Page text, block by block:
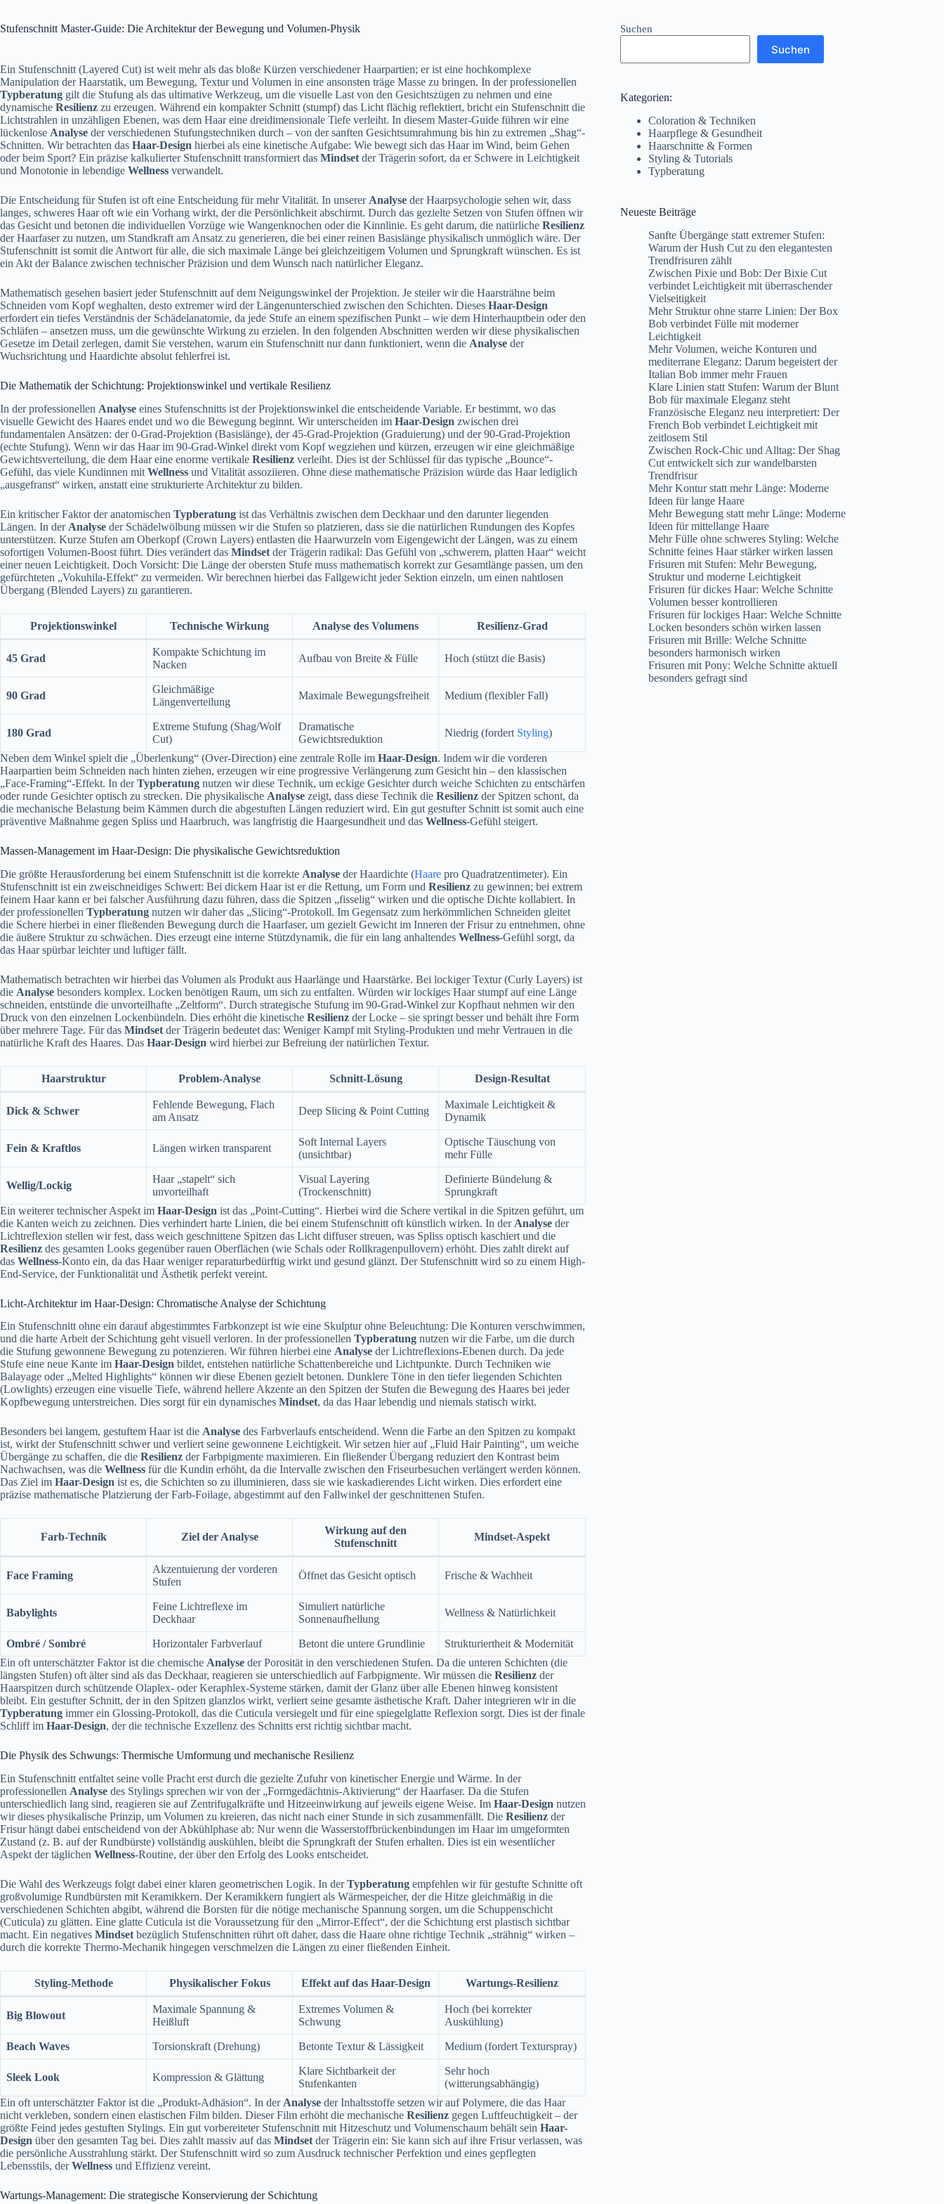
Stufenschnitt Master-Guide: Die Architektur der Bewegung und Volumen-Physik
Ein Stufenschnitt (Layered Cut) ist weit mehr als das bloße Kürzen verschiedener Haarpartien; er ist eine hochkomplexe
Manipulation der Haarstatik, um Bewegung, Textur und Volumen in eine ansonsten träge Masse zu bringen. In der professionellen
Typberatung gilt die Stufung als das ultimative Werkzeug, um die visuelle Last von den Gesichtszügen zu nehmen und eine
dynamische Resilienz zu erzeugen. Während ein kompakter Schnitt (stumpf) das Licht flächig reflektiert, bricht ein Stufenschnitt die
Lichtstrahlen in unzähligen Ebenen, was dem Haar eine dreidimensionale Tiefe verleiht. In diesem Master-Guide führen wir eine
lückenlose Analyse der verschiedenen Stufungstechniken durch – von der sanften Gesichtsumrahmung bis hin zu extremen „Shag“-
Schnitten. Wir betrachten das Haar-Design hierbei als eine kinetische Aufgabe: Wie bewegt sich das Haar im Wind, beim Gehen
oder beim Sport? Ein präzise kalkulierter Stufenschnitt transformiert das Mindset der Trägerin sofort, da er Schwere in Leichtigkeit
und Monotonie in lebendige Wellness verwandelt.
Die Entscheidung für Stufen ist oft eine Entscheidung für mehr Vitalität. In unserer Analyse der Haarpsychologie sehen wir, dass
langes, schweres Haar oft wie ein Vorhang wirkt, der die Persönlichkeit abschirmt. Durch das gezielte Setzen von Stufen öffnen wir
das Gesicht und betonen die individuellen Vorzüge wie Wangenknochen oder die Kinnlinie. Es geht darum, die natürliche Resilienz
der Haarfaser zu nutzen, um Standkraft am Ansatz zu generieren, die bei einer reinen Basislänge physikalisch unmöglich wäre. Der
Stufenschnitt ist somit die Antwort für alle, die sich maximale Länge bei gleichzeitigem Volumen und Sprungkraft wünschen. Es ist
ein Akt der Balance zwischen technischer Präzision und dem Wunsch nach natürlicher Eleganz.
Mathematisch gesehen basiert jeder Stufenschnitt auf dem Neigungswinkel der Projektion. Je steiler wir die Haarsträhne beim
Schneiden vom Kopf weghalten, desto extremer wird der Längenunterschied zwischen den Schichten. Dieses Haar-Design
erfordert ein tiefes Verständnis der Schädelanatomie, da jede Stufe an einem spezifischen Punkt – wie dem Hinterhauptbein oder den
Schläfen – ansetzen muss, um die gewünschte Wirkung zu erzielen. In den folgenden Abschnitten werden wir diese physikalischen
Gesetze im Detail zerlegen, damit Sie verstehen, warum ein Stufenschnitt nur dann funktioniert, wenn die Analyse der
Wuchsrichtung und Haardichte absolut fehlerfrei ist.
Die Mathematik der Schichtung: Projektionswinkel und vertikale Resilienz
In der professionellen Analyse eines Stufenschnitts ist der Projektionswinkel die entscheidende Variable. Er bestimmt, wo das
visuelle Gewicht des Haares endet und wo die Bewegung beginnt. Wir unterscheiden im Haar-Design zwischen drei
fundamentalen Ansätzen: der 0-Grad-Projektion (Basislänge), der 45-Grad-Projektion (Graduierung) und der 90-Grad-Projektion
(echte Stufung). Wenn wir das Haar im 90-Grad-Winkel direkt vom Kopf wegziehen und kürzen, erzeugen wir eine gleichmäßige
Gewichtsverteilung, die dem Haar eine enorme vertikale Resilienz verleiht. Dies ist der Schlüssel für das typische „Bounce“-
Gefühl, das viele Kundinnen mit Wellness und Vitalität assoziieren. Ohne diese mathematische Präzision würde das Haar lediglich
„ausgefranst“ wirken, anstatt eine strukturierte Architektur zu bilden.
Ein kritischer Faktor der anatomischen Typberatung ist das Verhältnis zwischen dem Deckhaar und den darunter liegenden
Längen. In der Analyse der Schädelwölbung müssen wir die Stufen so platzieren, dass sie die natürlichen Rundungen des Kopfes
unterstützen. Kurze Stufen am Oberkopf (Crown Layers) entlasten die Haarwurzeln vom Eigengewicht der Längen, was zu einem
sofortigen Volumen-Boost führt. Dies verändert das Mindset der Trägerin radikal: Das Gefühl von „schwerem, platten Haar“ weicht
einer neuen Leichtigkeit. Doch Vorsicht: Die Länge der obersten Stufe muss mathematisch korrekt zur Gesamtlänge passen, um den
gefürchteten „Vokuhila-Effekt“ zu vermeiden. Wir berechnen hierbei das Fallgewicht jeder Sektion einzeln, um einen nahtlosen
Übergang (Blended Layers) zu garantieren.
Projektionswinkel Technische Wirkung Analyse des Volumens Resilienz-Grad
45 Grad
Kompakte Schichtung im
Nacken
Aufbau von Breite & Fülle Hoch (stützt die Basis)
90 Grad
Gleichmäßige
Längenverteilung
Maximale Bewegungsfreiheit Medium (flexibler Fall)
180 Grad
Extreme Stufung (Shag/Wolf
Cut)
Dramatische
Gewichtsreduktion
Niedrig (fordert Styling)
Neben dem Winkel spielt die „Überlenkung“ (Over-Direction) eine zentrale Rolle im Haar-Design. Indem wir die vorderen
Haarpartien beim Schneiden nach hinten ziehen, erzeugen wir eine progressive Verlängerung zum Gesicht hin – den klassischen
„Face-Framing“-Effekt. In derTypberatung nutzen wir diese Technik, um eckige Gesichter durch weiche Schichten zu entschärfen
oder runde Gesichter optisch zu strecken. Die physikalische Analyse zeigt, dass diese Technik die Resilienz der Spitzen schont, da
die mechanische Belastung beim Kämmen durch die abgestuften Längen reduziert wird. Ein gut gestufter Schnitt ist somit auch eine
präventive Maßnahme gegen Spliss und Haarbruch, was langfristig die Haargesundheit und das Wellness-Gefühl steigert.
Massen-Management im Haar-Design: Die physikalische Gewichtsreduktion
Die größte Herausforderung bei einem Stufenschnitt ist die korrekte Analyse der Haardichte (Haare pro Quadratzentimeter). Ein
Stufenschnitt ist ein zweischneidiges Schwert: Bei dickem Haar ist er die Rettung, um Form und Resilienz zu gewinnen; bei extrem
feinem Haar kann er bei falscher Ausführung dazu führen, dass die Spitzen „fisselig“ wirken und die optische Dichte kollabiert. In
der professionellen Typberatung nutzen wir daher das „Slicing“-Protokoll. Im Gegensatz zum herkömmlichen Schneiden gleitet
die Schere hierbei in einer fließenden Bewegung durch die Haarfaser, um gezielt Gewicht im Inneren der Frisur zu entnehmen, ohne
die äußere Struktur zu schwächen. Dies erzeugt eine interne Stützdynamik, die für ein lang anhaltendes Wellness-Gefühl sorgt, da
das Haar spürbar leichter und luftiger fällt.
Mathematisch betrachten wir hierbei das Volumen als Produkt aus Haarlänge und Haarstärke. Bei lockiger Textur (Curly Layers) ist
die Analyse besonders komplex. Locken benötigen Raum, um sich zu entfalten. Würden wir lockiges Haar stumpf auf eine Länge
schneiden, entstünde die unvorteilhafte „Zeltform“. Durch strategische Stufung im 90-Grad-Winkel zur Kopfhaut nehmen wir den
Druck von den einzelnen Lockenbündeln. Dies erhöht die kinetische Resilienz der Locke – sie springt besser und behält ihre Form
über mehrere Tage. Für das Mindset der Trägerin bedeutet das: Weniger Kampf mit Styling-Produkten und mehr Vertrauen in die
natürliche Kraft des Haares. Das Haar-Design wird hierbei zur Befreiung der natürlichen Textur.
Haarstruktur Problem-Analyse Schnitt-Lösung Design-Resultat
Dick & Schwer
Fehlende Bewegung, Flach
am Ansatz
Deep Slicing & Point Cutting
Maximale Leichtigkeit &
Dynamik
Fein & Kraftlos Längen wirken transparent
Soft Internal Layers
(unsichtbar)
Optische Täuschung von
mehr Fülle
Wellig/Lockig
Haar „stapelt“ sich
unvorteilhaft
Visual Layering
(Trockenschnitt)
Definierte Bündelung &
Sprungkraft
Ein weiterer technischer Aspekt im Haar-Design ist das „Point-Cutting“. Hierbei wird die Schere vertikal in die Spitzen geführt, um
die Kanten weich zu zeichnen. Dies verhindert harte Linien, die bei einem Stufenschnitt oft künstlich wirken. In der Analyse der
Lichtreflexion stellen wir fest, dass weich geschnittene Spitzen das Licht diffuser streuen, was Spliss optisch kaschiert und die
Resilienz des gesamten Looks gegenüber rauen Oberflächen (wie Schals oder Rollkragenpullovern) erhöht. Dies zahlt direkt auf
das Wellness-Konto ein, da das Haar weniger reparaturbedürftig wirkt und gesund glänzt. Der Stufenschnitt wird so zu einem High-
End-Service, der Funktionalität und Ästhetik perfekt vereint.
Licht-Architektur im Haar-Design: Chromatische Analyse der Schichtung
Ein Stufenschnitt ohne ein darauf abgestimmtes Farbkonzept ist wie eine Skulptur ohne Beleuchtung: Die Konturen verschwimmen,
und die harte Arbeit der Schichtung geht visuell verloren. In der professionellen Typberatung nutzen wir die Farbe, um die durch
die Stufung gewonnene Bewegung zu potenzieren. Wir führen hierbei eine Analyse der Lichtreflexions-Ebenen durch. Da jede
Stufe eine neue Kante im Haar-Design bildet, entstehen natürliche Schattenbereiche und Lichtpunkte. Durch Techniken wie
Balayage oder „Melted Highlights“ können wir diese Ebenen gezielt betonen. Dunklere Töne in den tiefer liegenden Schichten
(Lowlights) erzeugen eine visuelle Tiefe, während hellere Akzente an den Spitzen der Stufen die Bewegung des Haares bei jeder
Kopfbewegung unterstreichen. Dies sorgt für ein dynamisches Mindset, da das Haar lebendig und niemals statisch wirkt.
Besonders bei langem, gestuftem Haar ist die Analyse des Farbverlaufs entscheidend. Wenn die Farbe an den Spitzen zu kompakt
ist, wirkt der Stufenschnitt schwer und verliert seine gewonnene Leichtigkeit. Wir setzen hier auf „Fluid Hair Painting“, um weiche
Übergänge zu schaffen, die die Resilienz der Farbpigmente maximieren. Ein fließender Übergang reduziert den Kontrast beim
Nachwachsen, was die Wellness für die Kundin erhöht, da die Intervalle zwischen den Friseurbesuchen verlängert werden können.
Das Ziel im Haar-Design ist es, die Schichten so zu illuminieren, dass sie wie kaskadierendes Licht wirken. Dies erfordert eine
präzise mathematische Platzierung der Farb-Foilage, abgestimmt auf den Fallwinkel der geschnittenen Stufen.
Farb-Technik Ziel der Analyse
Wirkung auf den
Stufenschnitt
Mindset-Aspekt
Face Framing
Akzentuierung der vorderen
Stufen
Öffnet das Gesicht optisch Frische & Wachheit
Babylights
Feine Lichtreflexe im
Deckhaar
Simuliert natürliche
Sonnenaufhellung
Wellness & Natürlichkeit
Ombré / Sombré Horizontaler Farbverlauf Betont die untere Grundlinie
Strukturiertheit & Modernität
Ein oft unterschätzter Faktor ist die chemische Analyse der Porosität in den verschiedenen Stufen. Da die unteren Schichten (die
längsten Stufen) oft älter sind als das Deckhaar, reagieren sie unterschiedlich auf Farbpigmente. Wir müssen die Resilienz der
Haarspitzen durch schützende Olaplex- oder Keraphlex-Systeme stärken, damit der Glanz über alle Ebenen hinweg konsistent
bleibt. Ein gestufter Schnitt, der in den Spitzen glanzlos wirkt, verliert seine gesamte ästhetische Kraft. Daher integrieren wir in die
Typberatung immer ein Glossing-Protokoll, das die Cuticula versiegelt und für eine spiegelglatte Reflexion sorgt. Dies ist der finale
Schliff im Haar-Design, der die technische Exzellenz des Schnitts erst richtig sichtbar macht.
Die Physik des Schwungs: Thermische Umformung und mechanische Resilienz
Ein Stufenschnitt entfaltet seine volle Pracht erst durch die gezielte Zufuhr von kinetischer Energie und Wärme. In der
professionellen Analyse des Stylings sprechen wir von der „Formgedächtnis-Aktivierung“ der Haarfaser. Da die Stufen
unterschiedlich lang sind, reagieren sie auf Zentrifugalkräfte und Hitzeeinwirkung auf jeweils eigene Weise. Im Haar-Design nutzen
wir dieses physikalische Prinzip, um Volumen zu kreieren, das nicht nach einer Stunde in sich zusammenfällt. Die Resilienz der
Frisur hängt dabei entscheidend von der Abkühlphase ab: Nur wenn die Wasserstoffbrückenbindungen im Haar im umgeformten
Zustand (z. B. auf der Rundbürste) vollständig auskühlen, bleibt die Sprungkraft der Stufen erhalten. Dies ist ein wesentlicher
Aspekt der täglichen Wellness-Routine, der über den Erfolg des Looks entscheidet.
Die Wahl des Werkzeugs folgt dabei einer klaren geometrischen Logik. In derTypberatung empfehlen wir für gestufte Schnitte oft
großvolumige Rundbürsten mit Keramikkern. Der Keramikkern fungiert als Wärmespeicher, der die Hitze gleichmäßig in die
verschiedenen Schichten abgibt, während die Borsten für die nötige mechanische Spannung sorgen, um die Schuppenschicht
(Cuticula) zu glätten. Eine glatte Cuticula ist die Voraussetzung für den „Mirror-Effect“, der die Schichtung erst plastisch sichtbar
macht. Ein negatives Mindset bezüglich Stufenschnitten rührt oft daher, dass die Haare ohne richtige Technik „strähnig“ wirken –
durch die korrekte Thermo-Mechanik hingegen verschmelzen die Längen zu einer fließenden Einheit.
Styling-Methode Physikalischer Fokus Effekt auf das Haar-Design Wartungs-Resilienz
Big Blowout
Maximale Spannung &
Heißluft
Extremes Volumen &
Schwung
Hoch (bei korrekter
Auskühlung)
Beach Waves Torsionskraft (Drehung) Betonte Textur & Lässigkeit Medium (fordert Texturspray)
Sleek Look Kompression & Glättung
Klare Sichtbarkeit der
Stufenkanten
Sehr hoch
(witterungsabhängig)
Ein oft unterschätzter Faktor ist die „Produkt-Adhäsion“. In der Analyse der Inhaltsstoffe setzen wir auf Polymere, die das Haar
nicht verkleben, sondern einen elastischen Film bilden. Dieser Film erhöht die mechanische Resilienz gegen Luftfeuchtigkeit – der
größte Feind jedes gestuften Stylings. Ein gut vorbereiteter Stufenschnitt mit Hitzeschutz und Volumenschaum behält sein Haar-
Design über den gesamten Tag bei. Dies zahlt massiv auf das Mindset der Trägerin ein: Sie kann sich auf ihre Frisur verlassen, was
die persönliche Ausstrahlung stärkt. Der Stufenschnitt wird so zum Ausdruck technischer Perfektion und eines gepflegten
Lebensstils, derWellness und Effizienz vereint.
Wartungs-Management: Die strategische Konservierung der Schichtung
Suchen
Suchen
Kategorien:
Coloration & Techniken
Haarpflege & Gesundheit
Haarschnitte & Formen
Styling & Tutorials
Typberatung
Neueste Beiträge
Sanfte Übergänge statt extremer Stufen:
Warum der Hush Cut zu den elegantesten
Trendfrisuren zählt
Zwischen Pixie und Bob: Der Bixie Cut
verbindet Leichtigkeit mit überraschender
Vielseitigkeit
Mehr Struktur ohne starre Linien: Der Box
Bob verbindet Fülle mit moderner
Leichtigkeit
Mehr Volumen, weiche Konturen und
mediterrane Eleganz: Darum begeistert der
Italian Bob immer mehr Frauen
Klare Linien statt Stufen: Warum der Blunt
Bob für maximale Eleganz steht
Französische Eleganz neu interpretiert: Der
French Bob verbindet Leichtigkeit mit
zeitlosem Stil
Zwischen Rock-Chic und Alltag: Der Shag
Cut entwickelt sich zur wandelbarsten
Trendfrisur
Mehr Kontur statt mehr Länge: Moderne
Ideen für lange Haare
Mehr Bewegung statt mehr Länge: Moderne
Ideen für mittellange Haare
Mehr Fülle ohne schweres Styling: Welche
Schnitte feines Haar stärker wirken lassen
Frisuren mit Stufen: Mehr Bewegung,
Struktur und moderne Leichtigkeit
Frisuren für dickes Haar: Welche Schnitte
Volumen besser kontrollieren
Frisuren für lockiges Haar: Welche Schnitte
Locken besonders schön wirken lassen
Frisuren mit Brille: Welche Schnitte
besonders harmonisch wirken
Frisuren mit Pony: Welche Schnitte aktuell
besonders gefragt sind